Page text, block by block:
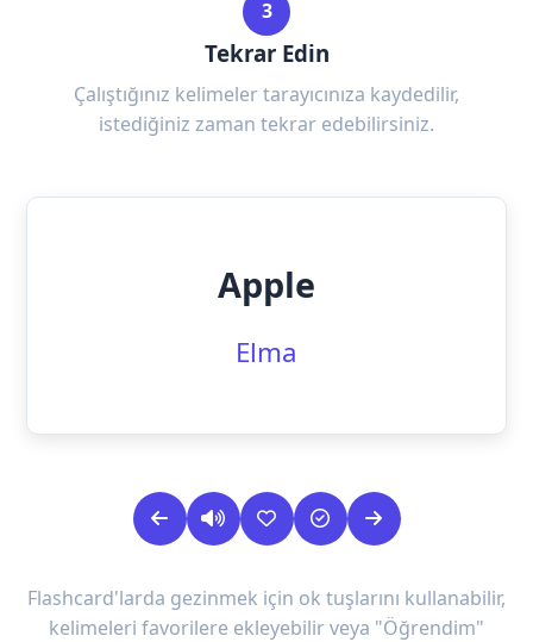
3
Tekrar Edin
Çalıştığınız kelimeler tarayıcınıza kaydedilir,
istediğiniz zaman tekrar edebilirsiniz.
Apple
Elma
Flashcard'larda gezinmek için ok tuşlarını kullanabilir,
kelimeleri favorilere ekleyebilir veya "Öğrendim"